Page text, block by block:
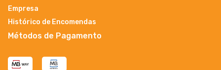
Empresa
Histórico de Encomendas
Métodos de Pagamento